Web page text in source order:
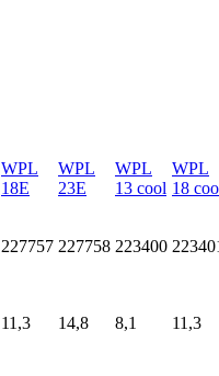
WPL
18E
WPL
23E
WPL
13 cool
WPL
18
227757 227758 223400
11,3 14,8 8,1 11,3